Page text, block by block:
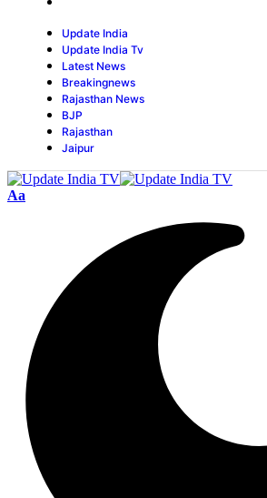
Update India
Update India Tv
Latest News
Breakingnews
Rajasthan News
BJP
Rajasthan
Jaipur
Aa